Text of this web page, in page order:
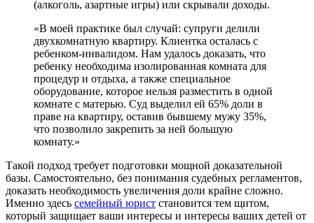
(алкоголь, азартные игры) или скрывали доходы.
«В моей практике был случай: супруги делили
двухкомнатную квартиру. Клиентка осталась с
ребенком-инвалидом. Нам удалось доказать, что
ребенку необходима изолированная комната для
процедур и отдыха, а также специальное
оборудование, которое нельзя разместить в одной
комнате с матерью. Суд выделил ей 65% доли в
праве на квартиру, оставив бывшему мужу 35%,
что позволило закрепить за ней большую
комнату.»
Такой подход требует подготовки мощной доказательной
базы. Самостоятельно, без понимания судебных регламентов,
доказать необходимость увеличения доли крайне сложно.
Именно здесь семейный юрист становится тем щитом,
который защищает ваши интересы и интересы ваших детей от